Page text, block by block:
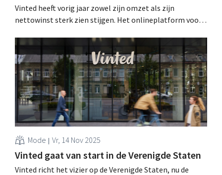
Vinted heeft vorig jaar zowel zijn omzet als zijn
nettowinst sterk zien stijgen. Het onlineplatform voor
categorieën en lanceert nu ook een investeringsfonds. .
Mode Vr, 14 Nov 2025
Vinted gaat van start in de Verenigde Staten
Vinted richt het vizier op de Verenigde Staten, nu de